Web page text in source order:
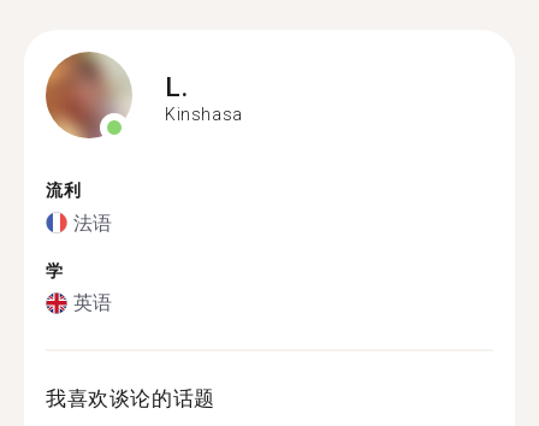
L.
Kinshasa
流利
法语
学
英语
我喜欢谈论的话题